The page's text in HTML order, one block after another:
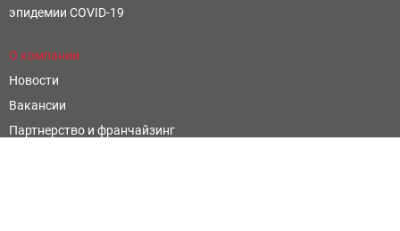
эпидемии COVID-19
О компании
Новости
Вакансии
Партнерство и франчайзинг